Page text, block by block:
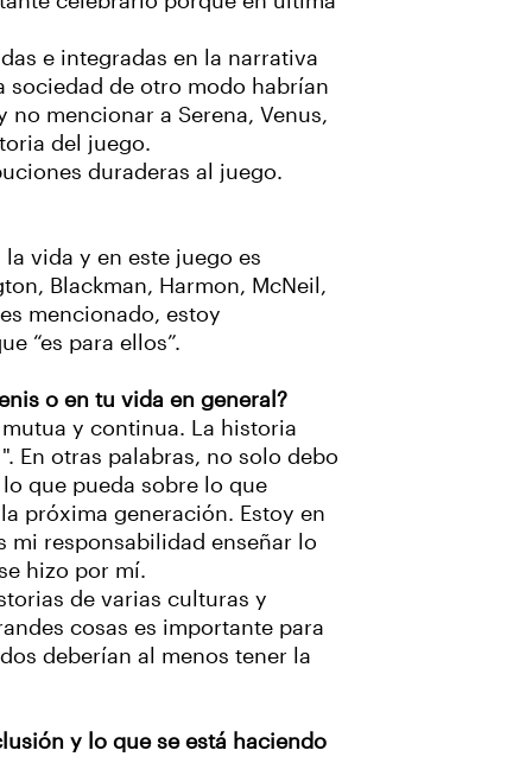
e integradas en la narrativa
sociedad de otro modo habrían
mencionar a Serena, Venus,
del juego.
duraderas al juego.
vida y en este juego es
Blackman, Harmon, McNeil,
mencionado, estoy
“es para ellos”.
o en tu vida en general?
y continua. La historia
En otras palabras, no solo debo
que pueda sobre lo que
próxima generación. Estoy en
mi responsabilidad enseñar lo
hizo por mí.
de varias culturas y
cosas es importante para
deberían al menos tener la
y lo que se está haciendo